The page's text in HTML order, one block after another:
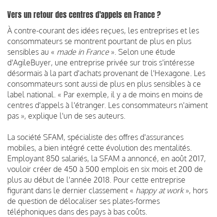
Vers un retour des centres d'appels en France ?
À contre-courant des idées reçues, les entreprises et les
consommateurs se montrent pourtant de plus en plus
sensibles au « made in France ». Selon une étude
d'AgileBuyer, une entreprise privée sur trois s'intéresse
désormais à la part d'achats provenant de l'Hexagone. Les
consommateurs sont aussi de plus en plus sensibles à ce
label national. « Par exemple, il y a de moins en moins de
centres d'appels à l'étranger. Les consommateurs n'aiment
pas », explique l'un de ses auteurs.
La société SFAM, spécialiste des offres d'assurances
mobiles, a bien intégré cette évolution des mentalités.
Employant 850 salariés, la SFAM a annoncé, en août 2017,
vouloir créer de 450 à 500 emplois en six mois et 200 de
plus au début de l'année 2018. Pour cette entreprise
figurant dans le dernier classement « happy at work», hors
de question de délocaliser ses plates-formes
téléphoniques dans des pays à bas coûts.